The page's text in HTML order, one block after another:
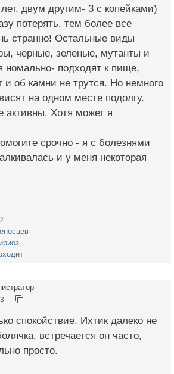
двум другим- 3 с копейками)
потерять, тем более все
странно! Остальные виды
черные, зеленые, мутанты и
номально- подходят к пище,
и об камни не трутся. Но немного
на одном месте подолгу.
активны. Хотя может я
срочно - я с болезнями
и у меня некоторая
спокойствие. Ихтик далеко не
встречается он часто,
просто.